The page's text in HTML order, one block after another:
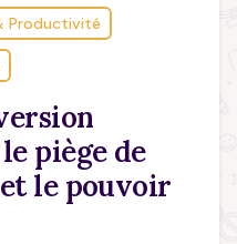
Productivité
piège de
le pouvoir